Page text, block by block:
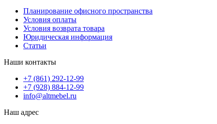
Планирование офисного пространства
Условия оплаты
Условия возврата товара
Юридическая информация
Статьи
Наши контакты
+7 (861) 292-12-99
+7 (928) 884-12-99
info@altmebel.ru
Наш адрес